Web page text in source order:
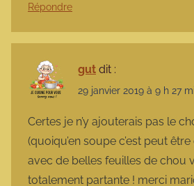
Répondre
gut dit :
29 janvier 2019 à 9 h 27
Certes je n’y ajouterais pas le
(quoiqu’en soupe c’est peut
avec de belles feuilles de chou
totalement partante ! merci